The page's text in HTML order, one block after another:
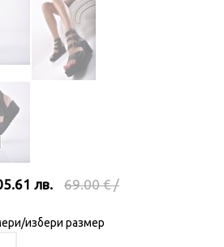
лв.
69.00 € /
избери размер